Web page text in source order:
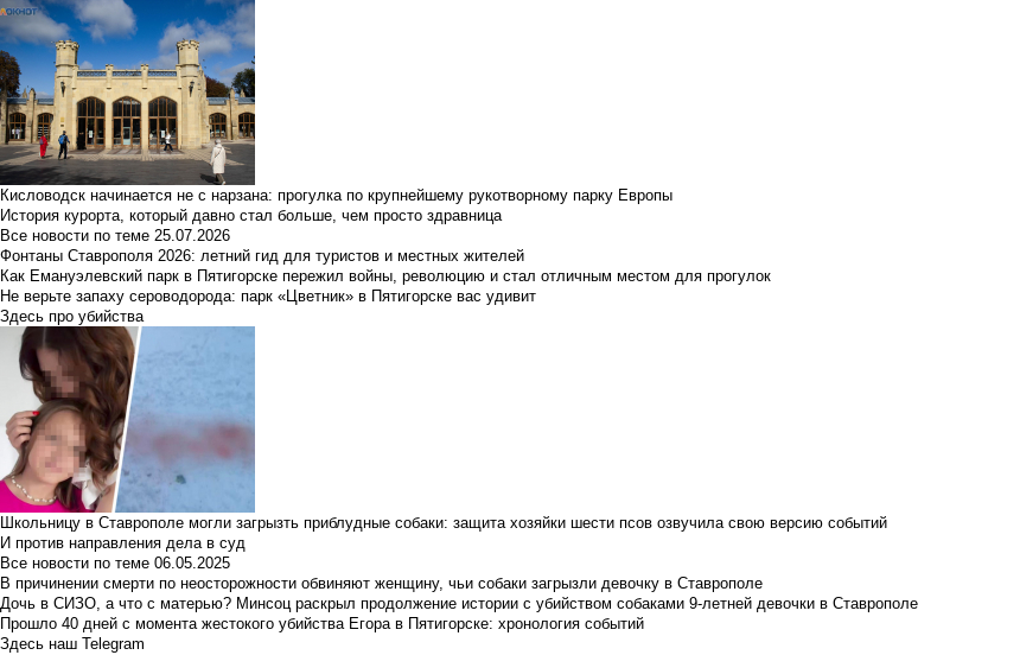
Кисловодск начинается не с нарзана: прогулка по крупнейшему рукотворному парку Европы
История курорта, который давно стал больше, чем просто здравница
Все новости по теме 25.07.2026
Фонтаны Ставрополя 2026: летний гид для туристов и местных жителей
Как Емануэлевский парк в Пятигорске пережил войны, революцию и стал отличным местом для прогулок
Не верьте запаху сероводорода: парк «Цветник» в Пятигорске вас удивит
Здесь про убийства
Школьницу в Ставрополе могли загрызть приблудные собаки: защита хозяйки шести псов озвучила свою версию событий
И против направления дела в суд
Все новости по теме 06.05.2025
В причинении смерти по неосторожности обвиняют женщину, чьи собаки загрызли девочку в Ставрополе
Дочь в СИЗО, а что с матерью? Минсоц раскрыл продолжение истории с убийством собаками 9-летней девочки в Ставрополе
Прошло 40 дней с момента жестокого убийства Егора в Пятигорске: хронология событий
Здесь наш Telegram